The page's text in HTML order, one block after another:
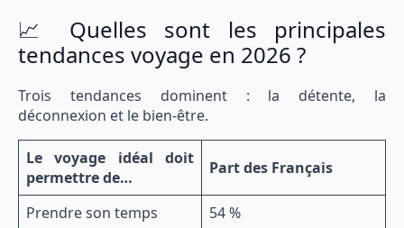
📈 Quelles sont les principales
tendances voyage en 2026 ?
Trois tendances dominent : la détente, la
déconnexion et le bien-être.
Le voyage idéal doit
permettre de…
Part des Français
Prendre son temps
54 %